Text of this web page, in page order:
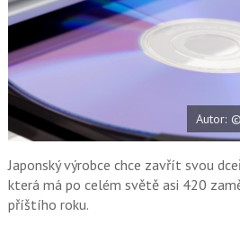
Autor:
Japonský výrobce chce zavřít svou
která má po celém světě asi 420
příštího roku.